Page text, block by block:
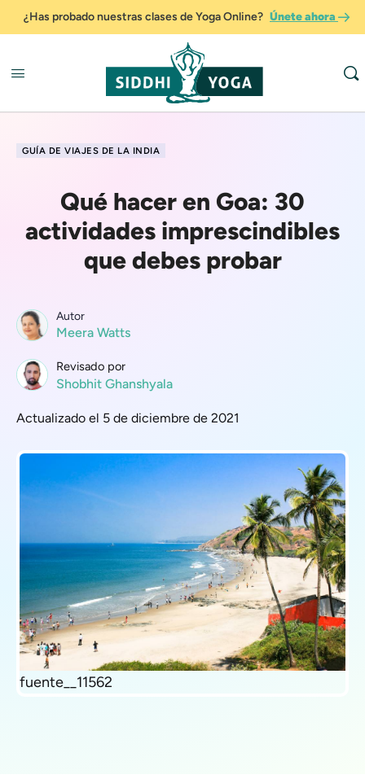
¿Has probado nuestras clases de Yoga Online? Únete ahora
GUÍA DE VIAJES DE LA INDIA
Qué hacer en Goa: 30
actividades imprescindibles
que debes probar
Autor
Meera Watts
Revisado por
Shobhit Ghanshyala
Actualizado el 5 de diciembre de 2021
fuente__11562